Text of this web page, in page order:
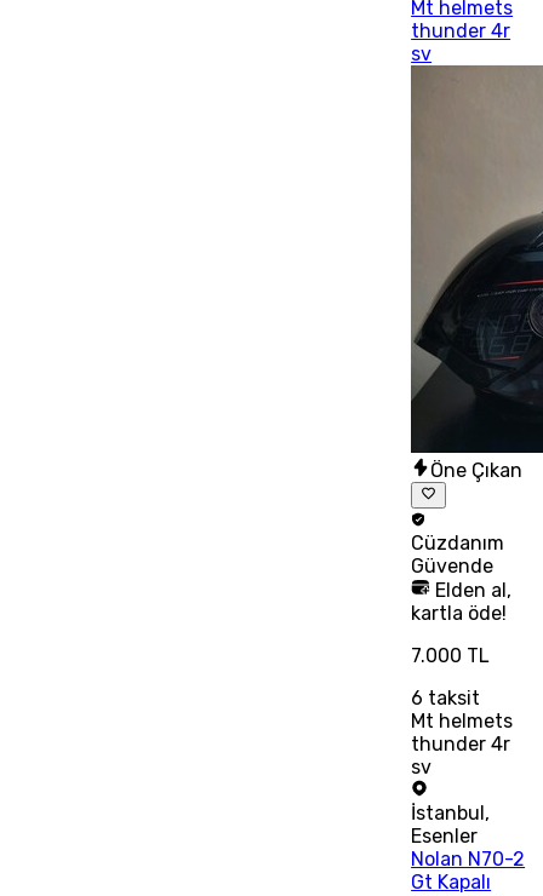
Mt helmets
thunder 4r
sv
Öne Çıkan
Cüzdanım
Güvende
Elden al,
kartla öde!
7.000 TL
6 taksit
Mt helmets
thunder 4r
sv
İstanbul,
Esenler
Nolan N70-2
Gt Kapalı